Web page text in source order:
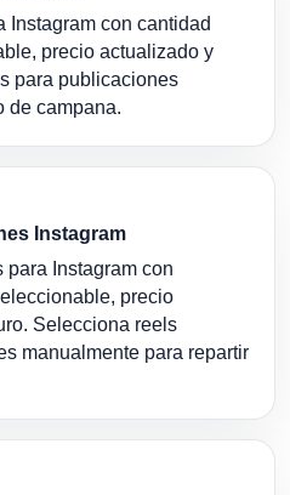
Instagram con cantidad
precio actualizado y
para publicaciones
de campana.
Instagram
Instagram con
precio
Selecciona reels
manualmente para repartir